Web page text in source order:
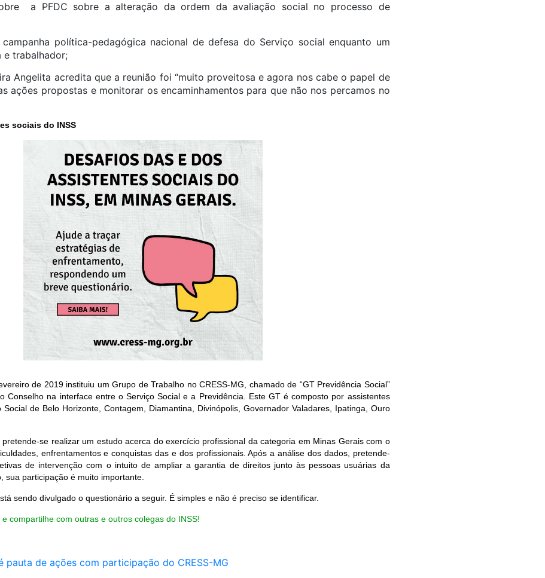
a PFDC sobre a alteração da ordem da avaliação social no processo de
política-pedagógica nacional de defesa do Serviço social enquanto um
trabalhador;
Angelita acredita que a reunião foi “muito proveitosa e agora nos cabe o papel de
ações propostas e monitorar os encaminhamentos para que não nos percamos no
sociais do INSS
de 2019 instituiu um Grupo de Trabalho no CRESS-MG, chamado de “GT Previdência Social”
Conselho na interface entre o Serviço Social e a Previdência. Este GT é composto por assistentes
Social de Belo Horizonte, Contagem, Diamantina, Divinópolis, Governador Valadares, Ipatinga, Ouro
se realizar um estudo acerca do exercício profissional da categoria em Minas Gerais com o
enfrentamentos e conquistas das e dos profissionais. Após a análise dos dados, pretende-
de intervenção com o intuito de ampliar a garantia de direitos junto às pessoas usuárias da
sua participação é muito importante.
sendo divulgado o questionário a seguir. É simples e não é preciso se identificar.
compartilhe com outras e outros colegas do INSS!
pauta de ações com participação do CRESS-MG